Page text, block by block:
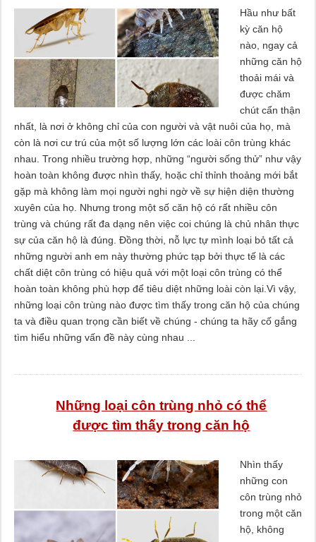
Hầu như bất
kỳ căn hộ
nào, ngay cả
những căn hộ
thoải mái và
được chăm
chút cẩn thận
nhất, là nơi ở không chỉ của con người và vật nuôi của họ, mà
còn là nơi cư trú của một số lượng lớn các loài côn trùng khác
nhau. Trong nhiều trường hợp, những “người sống thử” như vậy
hoàn toàn không được nhìn thấy, hoặc chỉ thỉnh thoảng mới bắt
gặp mà không làm mọi người nghi ngờ về sự hiện diện thường
xuyên của họ. Nhưng trong một số căn hộ có rất nhiều côn
trùng và chúng rất đa dạng nên việc coi chúng là chủ nhân thực
sự của căn hộ là đúng. Đồng thời, nỗ lực tự mình loại bỏ tất cả
những người anh em này thường phức tạp bởi thực tế là các
chất diệt côn trùng có hiệu quả với một loại côn trùng có thể
hoàn toàn không phù hợp để tiêu diệt những loài còn lại.Vì vậy,
những loại côn trùng nào được tìm thấy trong căn hộ của chúng
ta và điều quan trọng cần biết về chúng - chúng ta hãy cố gắng
tìm hiểu những vấn đề này cùng nhau ...
Những loại côn trùng nhỏ có thể
được tìm thấy trong căn hộ
Nhìn thấy
những con
côn trùng nhỏ
trong một căn
hộ, không